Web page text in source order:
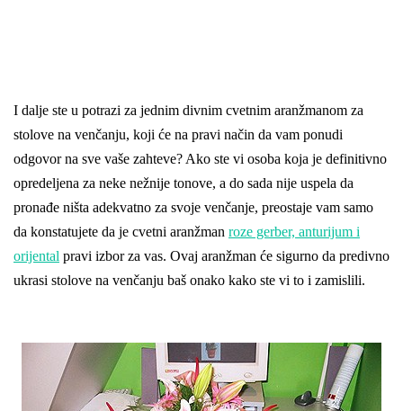
I dalje ste u potrazi za jednim divnim cvetnim aranžmanom za
stolove na venčanju, koji će na pravi način da vam ponudi
odgovor na sve vaše zahteve? Ako ste vi osoba koja je definitivno
opredeljena za neke nežnije tonove, a do sada nije uspela da
pronađe ništa adekvatno za svoje venčanje, preostaje vam samo
da konstatujete da je cvetni aranžman roze gerber, anturijum i
orijental pravi izbor za vas. Ovaj aranžman će sigurno da predivno
ukrasi stolove na venčanju baš onako kako ste vi to i zamislili.